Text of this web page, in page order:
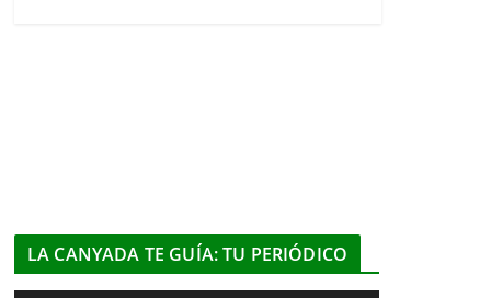
LA CANYADA TE GUÍA: TU PERIÓDICO